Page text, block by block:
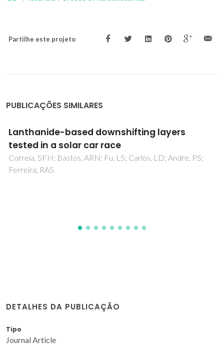
Partilhe este projeto
PUBLICAÇÕES SIMILARES
Nanoscopic photoluminescence
a fingerprint of complexity in self-
alkyl/siloxane hybrids
Carlos, LD; Bermudez, VD; Amaral, VS; Nunes, SC; Silva,
DETALHES DA PUBLICAÇÃO
Tipo
Journal Article